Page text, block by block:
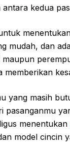
kedua
mudah, dan
memberikan
yang masih
pasanganmu
menentukan
model cincin